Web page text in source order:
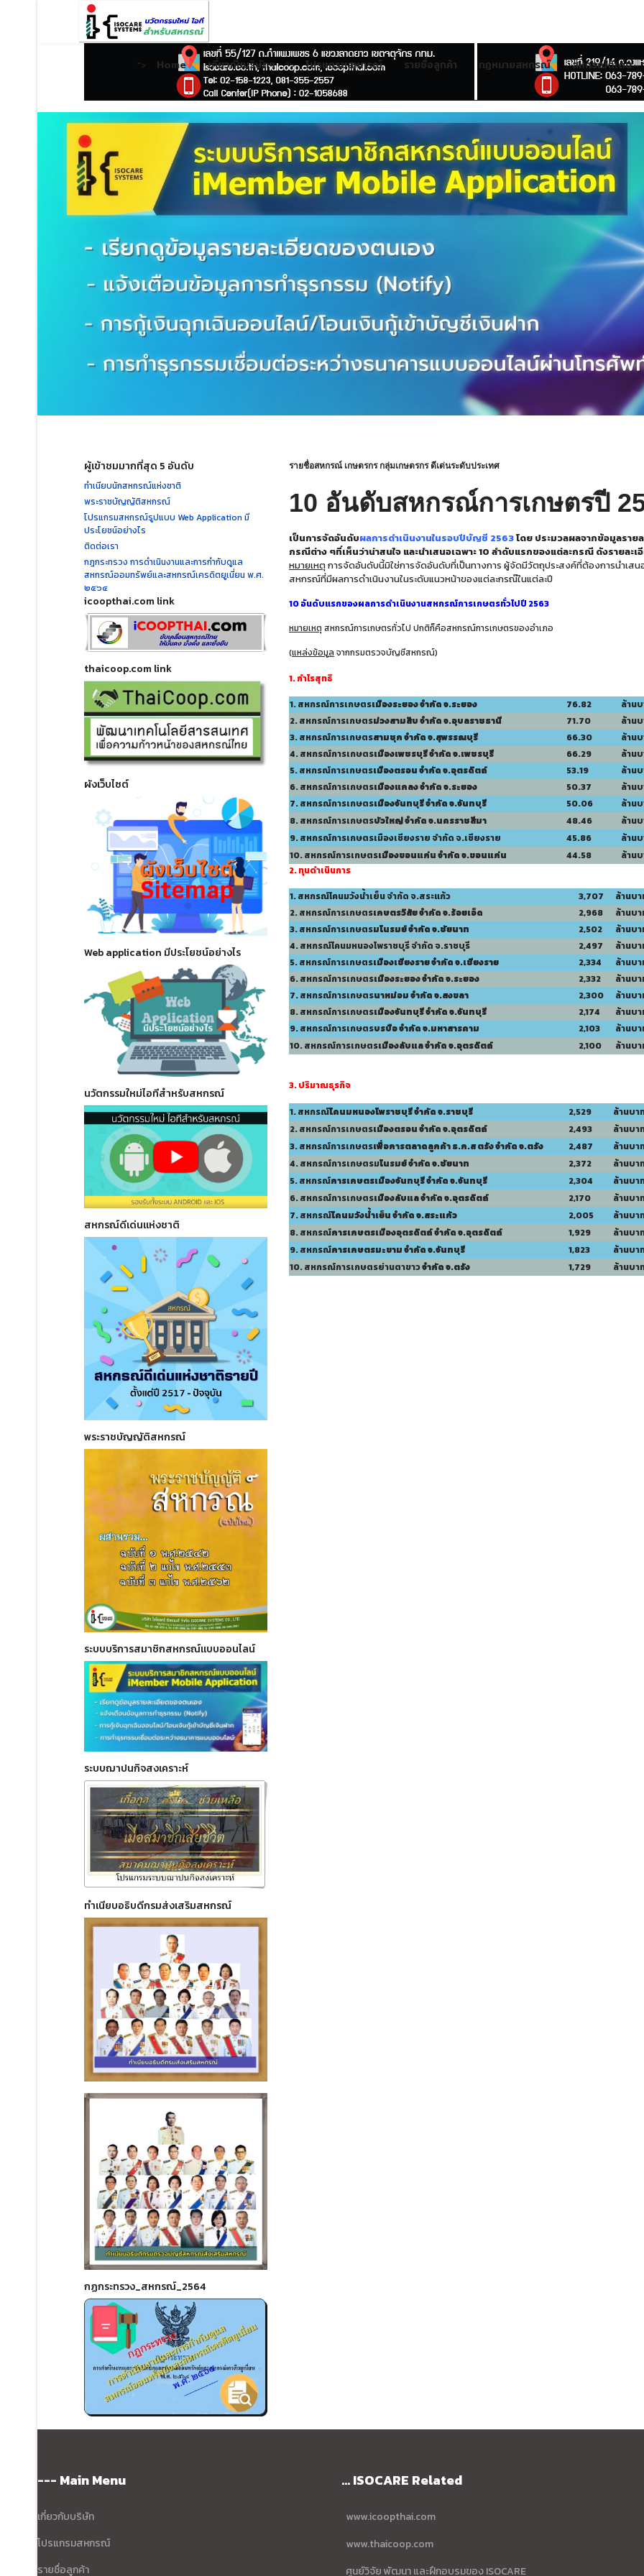
"> Home เกี่ยวกับบริษัทฯ "> โปรแกรมสหกรณ์ รายชื่อลูกค้า กฎหมายสหกรณ์ สหกรณ์ดีเด่น
ผู้เข้าชมมากที่สุด 5 อันดับ
ทำเนียบนักสหกรณ์แห่งชาติ
พระราชบัญญัติสหกรณ์
โปรแกรมสหกรณ์รูปแบบ Web Application มี
ประโยชน์อย่างไร
ติดต่อเรา
กฎกระทรวง การดำเนินงานและการกำกับดูแล
สหกรณ์ออมทรัพย์และสหกรณ์เครดิตยูเนี่ยน พ.ศ.
๒๕๖๔
icoopthai.com link
thaicoop.com link
ผังเว็บไซต์
Web application มีประโยชน์อย่างไร
นวัตกรรมใหม่ไอทีสำหรับสหกรณ์
สหกรณ์ดีเด่นแห่งชาติ
พระราชบัญญัติสหกรณ์
ระบบบริการสมาชิกสหกรณ์แบบออนไลน์
ระบบฌาปนกิจสงเคราะห์
ทำเนียบอธิบดีกรมส่งเสริมสหกรณ์
กฏกระทรวง_สหกรณ์_2564
รายชื่อสหกรณ์ เกษตรกร กลุ่มเกษตรกร ดีเด่นระดับประเทศ
10 อันดับสหกรณ์การเกษตรปี
เป็นการจัดอันดับผลการดำเนินงานในรอบปีบัญชี 2563โดย ประมวลผลจากข้อมูลรา
กรณีต่าง ๆที่เห็นว่าน่าสนใจ และนำเสนอเฉพาะ 10 ลำดับแรกของแต่ละกรณี ดังรายละเ
หมายเหตุการจัดอันดับนี้มิใช่การจัดอันดับที่เป็นทางการ ผู้จัดมีวัตถุประสงค์ที่ต้องการนำเสน
สหกรณ์ที่มีผลการดำเนินงานในระดับแนวหน้าของแต่ละกรณ๊ในแต่ละปี
10 อันดับแรกของผลการดำเนินงานสหกรณ์การเกษตรทั่วไปปี 2563
หมายเหตุ สหกรณ์การเกษตรทั่วไป ปกติก็คือสหกรณ์การเกษตรของอำเภอ
(แหล่งข้อมูล จากกรมตรวจบัญชีสหกรณ์)
1. กำไรสุทธิ
1. สหกรณ์การเกษตรเมืองระยอง จำกัด จ.ระยอง 76.82
ล้าน
2. สหกรณ์การเกษตรม่วงสามสิบ จำกัด จ.อุบลราชธานี 71.70
ล้าน
3. สหกรณ์การเกษตรสามชุก จำกัด จ.สุพรรณบุรี 66.30
ล้าน
4. สหกรณ์การเกษตรเมืองเพชรบุรี จำกัด จ.เพชรบุรี 66.29
ล้าน
5. สหกรณ์การเกษตรเมืองตรอน จำกัด จ.อุตรดิตถ์ 53.19
ล้าน
6. สหกรณ์การเกษตรเมืองแกลง จำกัด จ.ระยอง 50.37
ล้าน
7. สหกรณ์การเกษตรเมืองจันทบุรี จำกัด จ.จันทบุรี 50.06
ล้าน
8. สหกรณ์การเกษตรบัวใหญ่ จำกัด จ.นครราชสีมา 48.46
ล้าน
9. สหกรณ์การเกษตรเมืองเชียงราย จำกัด จ.เชียงราย
45.86
ล้าน
10. สหกรณ์การเกษตรเมืองขอนแก่น จำกัด จ.ขอนแก่น 44.58
ล้าน
2. ทุนดำเนินการ
1. สหกรณ์โคนมวังน้ำเย็น จำกัด จ.สระแก้ว
3,707
ล้านบ
2. สหกรณ์การเกษตรเกษตรวิสัย จำกัด จ.ร้อยเอ็ด 2,968
ล้านบ
3. สหกรณ์การเกษตรมโนรมย์ จำกัด จ.ชัยนาท 2,502
ล้านบ
4. สหกรณ์โคนมหนองโพราชบุรี จำกัด จ.ราชบุรี
2,497
ล้านบ
5. สหกรณ์การเกษตรเมืองเชียงราย จำกัด จ.เชียงราย 2,334
ล้านบ
6. สหกรณ์การเกษตรเมืองระยอง จำกัด จ.ระยอง 2,332
ล้านบ
7. สหกรณ์การเกษตรนาหม่อม จำกัด จ.สงขลา 2,300
ล้านบ
8. สหกรณ์การเกษตรเมืองจันทบุรี จำกัด จ.จันทบุรี 2,174
ล้านบ
9. สหกรณ์การเกษตรบรบือ จำกัด จ.มหาสารคาม 2,103
ล้านบ
10. สหกรณ์การเกษตรเมืองลับแล จำกัด จ.อุตรดิตถ์ 2,100 ล้านบ
3. ปริมาณธุรกิจ
1. สหกรณ์โคนมหนองโพราชบุรี จำกัด จ.ราชบุรี 2,529
ล้านบา
2. สหกรณ์การเกษตรเมืองตรอน จำกัด จ.อุตรดิตถ์ 2,493
ล้านบา
3. สหกรณ์การเกษตรเพื่อการตลาดลูกค้า ธ.ก.ส ตรัง จำกัด จ.ตรัง 2,487
ล้านบา
4. สหกรณ์การเกษตรมโนรมย์ จำกัด จ.ชัยนาท 2,372
ล้านบา
5. สหกรณ์การเกษตรเมืองจันทบุรี จำกัด จ.จันทบุรี 2,304
ล้านบา
6. สหกรณ์การเกษตรเมืองลับแล จำกัด จ.อุตรดิตถ์ 2,170
ล้านบา
7. สหกรณ์โคนมวังน้ำเย็น จำกัด จ.สระแก้ว 2,005
ล้านบา
8. สหกรณ์การเกษตรเมืองอุตรดิตถ์ จำกัด จ.อุตรดิตถ์ 1,929
ล้านบา
9. สหกรณ์การเกษตรมะขามจำกัด จ.จันทบุรี 1,823
ล้านบา
10. สหกรณ์การเกษตรย่านตาขาวจำกัด จ.ตรัง 1,729 ล้านบา
--- Main Menu
เกี่ยวกับบริษัท
โปรแกรมสหกรณ์
รายชื่อลูกค้า
... ISOCARE Related
www.icoopthai.com
www.thaicoop.com
ศูนย์วิจัย พัฒนา และฝึกอบรมของ ISOCARE